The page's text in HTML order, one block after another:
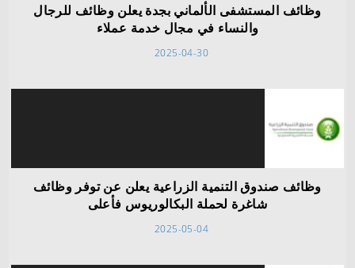
وظائف المستشفى الألماني بجدة يعلن وظائف للرجال
والنساء في مجال خدمة عملاء
2025-04-30
وظائف صندوق التنمية الزراعية يعلن عن توفر وظائف
شاغرة لحملة البكالوريوس فأعلى
2025-05-04